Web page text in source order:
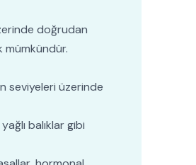
doğrudan
seviyeleri üzerinde
balıklar gibi